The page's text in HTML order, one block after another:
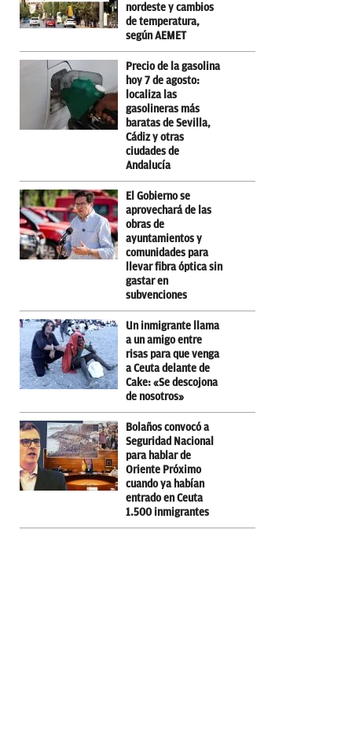
nordeste y cambios
de temperatura,
según AEMET
Precio de la gasolina
hoy 7 de agosto:
localiza las
gasolineras más
baratas de Sevilla,
Cádiz y otras
ciudades de
Andalucía
El Gobierno se
aprovechará de las
obras de
ayuntamientos y
comunidades para
llevar fibra óptica sin
gastar en
subvenciones
Un inmigrante llama
a un amigo entre
risas para que venga
a Ceuta delante de
Cake: «Se descojona
de nosotros»
Bolaños convocó a
Seguridad Nacional
para hablar de
Oriente Próximo
cuando ya habían
entrado en Ceuta
1.500 inmigrantes